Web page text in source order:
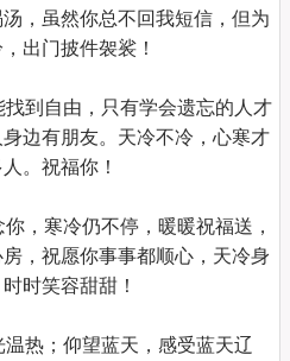
，虽然你总不回我短信，但为
出门披件袈裟！
到自由，只有学会遗忘的人才
边有朋友。天冷不冷，心寒才
。祝福你！
，寒冷仍不停，暖暖祝福送，
，祝愿你事事都顺心，天冷身
时笑容甜甜！
热；仰望蓝天，感受蓝天辽